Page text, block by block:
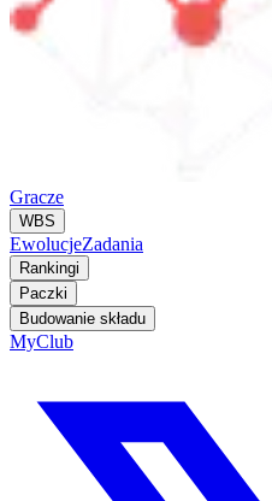
Gracze
WBS
EwolucjeZadania
Rankingi
Paczki
Budowanie składu
MyClub